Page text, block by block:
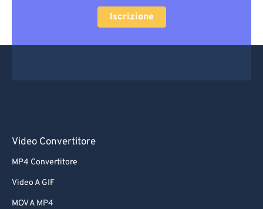
Iscrizione
Video Convertitore
MP4 Convertitore
Video A GIF
MOV A MP4